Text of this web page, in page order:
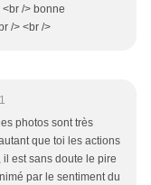
/> bonne
/> <br />
photos sont très
que toi les actions
est sans doute le pire
par le sentiment du